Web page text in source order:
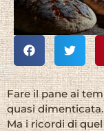
Fare il pane ai
quasi dimenticata.
Ma i ricordi di